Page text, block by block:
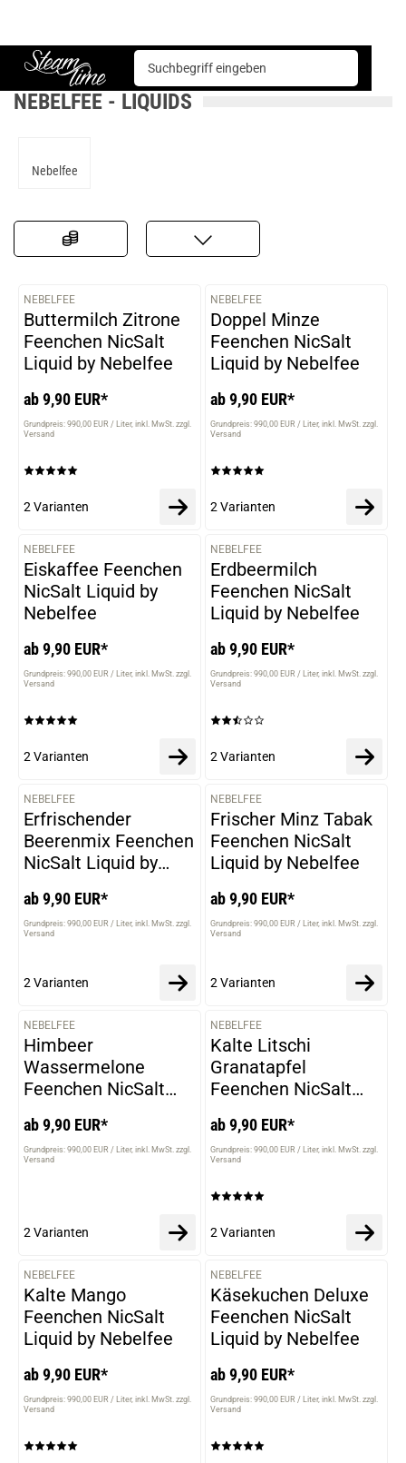
Steam time
Nebelfee
NEBELFEE - LIQUIDS
Nebelfee
NEBELFEE
Buttermilch Zitrone
Feenchen NicSalt
Liquid by Nebelfee
ab 9,90 EUR*
Grundpreis: 990,00 EUR / Liter inkl. MwSt. zzgl.
Versand
2 Varianten
NEBELFEE
Doppel Minze
Feenchen NicSalt
Liquid by Nebelfee
ab 9,90 EUR*
Grundpreis: 990,00 EUR / Liter inkl. MwSt. zzgl.
Versand
2 Varianten
VARIANTEN
NEBELFEE
Eiskaffee Feenchen
NicSalt Liquid by
Nebelfee
ab 9,90 EUR*
Grundpreis: 990,00 EUR / Liter inkl. MwSt. zzgl.
Versand
2 Varianten
NEBELFEE
Erdbeermilch
Feenchen NicSalt
Liquid by Nebelfee
ab 9,90 EUR*
Grundpreis: 990,00 EUR / Liter inkl. MwSt. zzgl.
Versand
2 Varianten
NEBELFEE
Erfrischender
Beerenmix Feenchen
NicSalt Liquid by
ab 9,90 EUR*
Grundpreis: 990,00 EUR / Liter inkl. MwSt. zzgl.
Versand
2 Varianten
VARIANTEN
NEBELFEE
Frischer Minz Tabak
Feenchen NicSalt
Liquid by Nebelfee
ab 9,90 EUR*
Grundpreis: 990,00 EUR / Liter inkl. MwSt. zzgl.
Versand
2 Varianten
NEBELFEE
Himbeer
Wassermelone
Feenchen NicSalt
ab 9,90 EUR*
Grundpreis: 990,00 EUR / Liter inkl. MwSt. zzgl.
Versand
2 Varianten
NEBELFEE
Kalte Litschi
Granatapfel
Feenchen NicSalt
ab 9,90 EUR*
Grundpreis: 990,00 EUR / Liter inkl. MwSt. zzgl.
Versand
2 Varianten
NEBELFEE
Kalte Mango
Feenchen NicSalt
Liquid by Nebelfee
ab 9,90 EUR*
Grundpreis: 990,00 EUR / Liter inkl. MwSt. zzgl.
Versand
VARIANTEN
NEBELFEE
Käsekuchen Deluxe
Feenchen NicSalt
Liquid by Nebelfee
ab 9,90 EUR*
Grundpreis: 990,00 EUR / Liter inkl. MwSt. zzgl.
Versand